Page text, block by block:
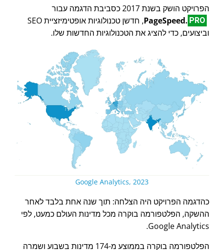
הפרויקט הושק בשנת 2017 כסביבת הדגמה עבור
PageSpeed. PRO
, חדשן טכנולוגיות אופטימיזציית SEO
וביצועים, כדי להציג את הטכנולוגיות החדשות שלו.
Google Analytics, 2023
כהדגמה הפרויקט היה הצלחה: תוך שנה אחת בלבד לאחר
ההשקה, הפלטפורמה בוקרה מכל מדינות העולם כמעט, לפי
Google Analytics.
הפלטפורמה בוקרה בממוצע מ-174 מדינות בשבוע ושמרה